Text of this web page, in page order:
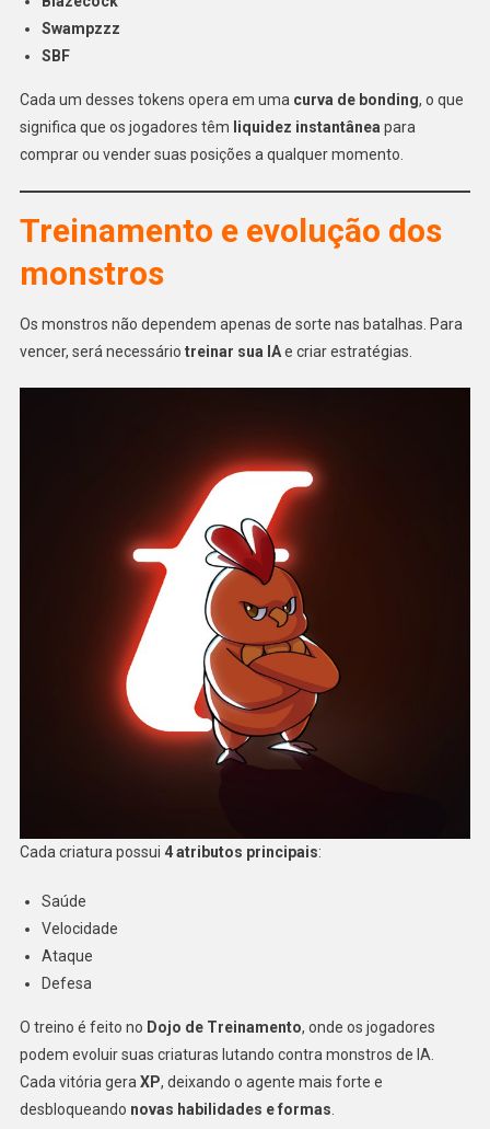
Swampzzz
SBF
Cada um desses tokens opera em uma curva de bonding, o que
significa que os jogadores têm liquidez instantânea para
comprar ou vender suas posições a qualquer momento.
Treinamento e evolução dos
monstros
Os monstros não dependem apenas de sorte nas batalhas. Para
vencer, será necessário treinar sua IAe criar estratégias.
Cada criatura possui 4 atributos principais:
Saúde
Velocidade
Ataque
Defesa
O treino é feito no Dojo de Treinamento, onde os jogadores
podem evoluir suas criaturas lutando contra monstros de IA.
Cada vitória geraXP, deixando o agente mais forte e
desbloqueando novas habilidades e formas.